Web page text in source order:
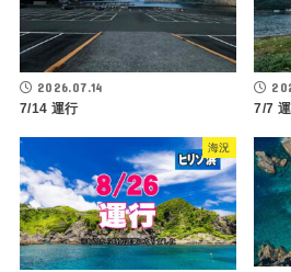
2026.07.14
7/14 運行 7/7
海況